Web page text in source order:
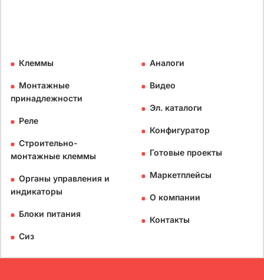
Клеммы
Монтажные
принадлежности
Реле
Строительно-
монтажные клеммы
Органы управления и
индикаторы
Блоки питания
Сиз
Аналоги
Видео
Эл. каталоги
Конфигуратор
Готовые проекты
Маркетплейсы
О компании
Контакты